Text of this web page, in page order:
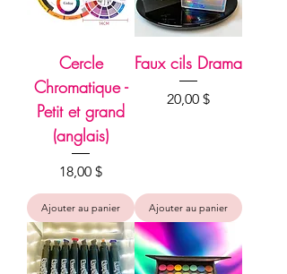
Cercle
Chromatique -
Petit et grand
(anglais)
Prix
18,00 $
Ajouter au panier
Faux cils Drama
Prix
20,00 $
Ajouter au panier